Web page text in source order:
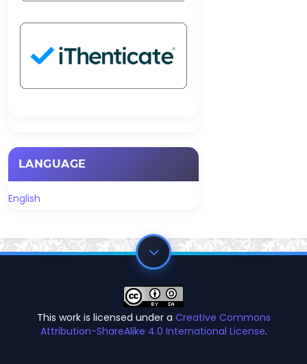
LANGUAGE
English
This work is licensed under a Creative Commons
Attribution-ShareAlike 4.0 International License.